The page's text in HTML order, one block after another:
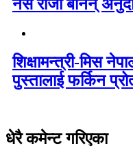
नर्स रोजी बनिन्
शिक्षामन्त्री-मिस
पुस्तालाई फर्किन
धेरै कमेन्ट गरिएका